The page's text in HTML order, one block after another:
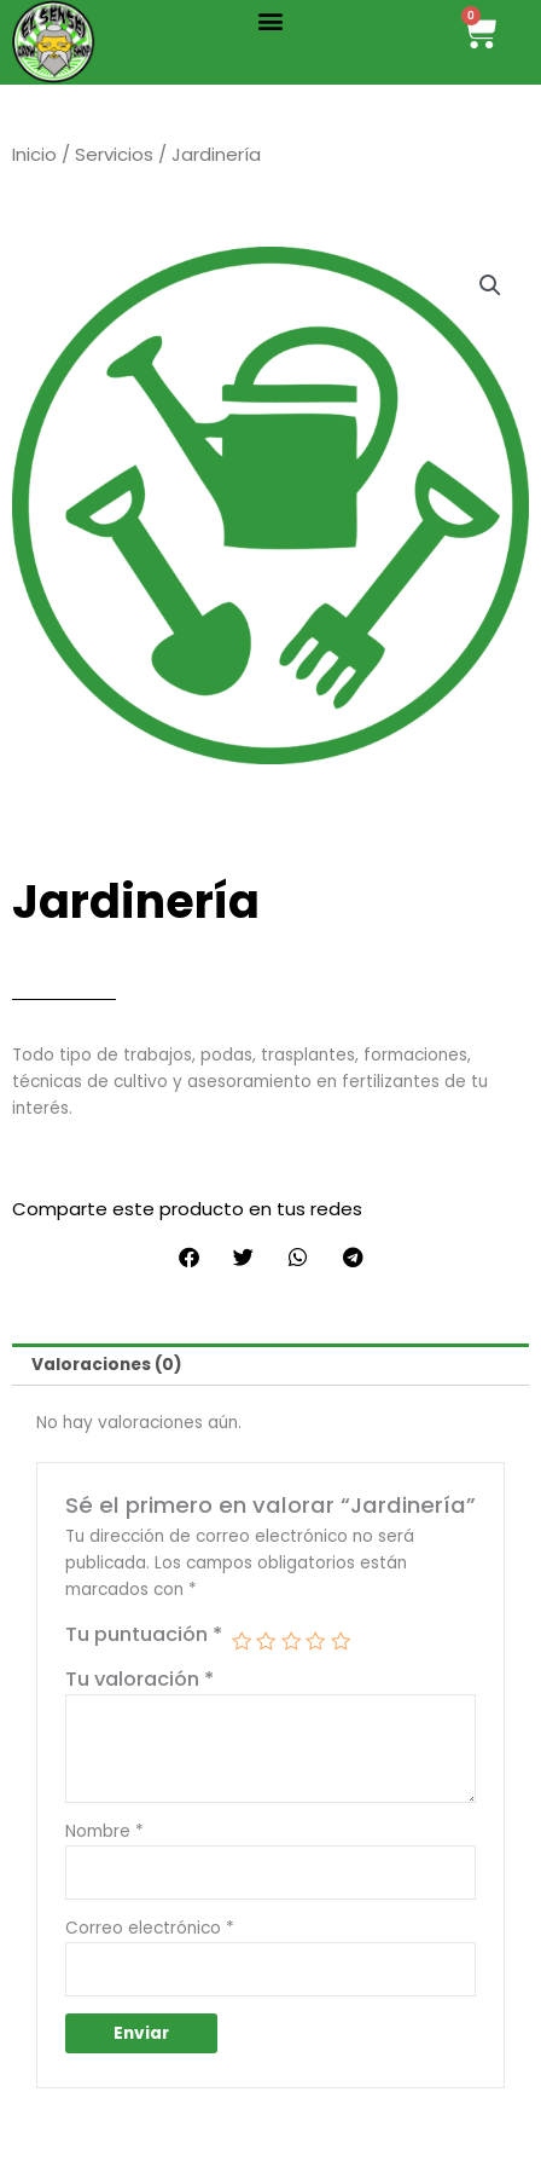
al
contenido
Menu 0
Cart
Inicio / Servicios / Jardinería
Jardinería
Todo tipo de trabajos, podas, trasplantes, formaciones,
técnicas de cultivo y asesoramiento en fertilizantes de tu
interés.
Comparte este producto en tus redes
Valoraciones (0)
No hay valoraciones aún.
Sé el primero en valorar “Jardinería”
Tu dirección de correo electrónico no será
publicada. Los campos obligatorios están
marcados con *
Tu puntuación *
Tu valoración *
Nombre *
Correo electrónico *